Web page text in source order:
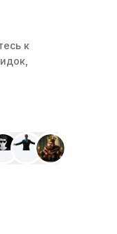
как VK,
часто делятся со
кодами скидок
к
интернет-
для участников,
эксклюзивным
ли Смотри.
к